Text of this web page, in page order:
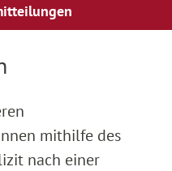
mithilfe des
nach einer